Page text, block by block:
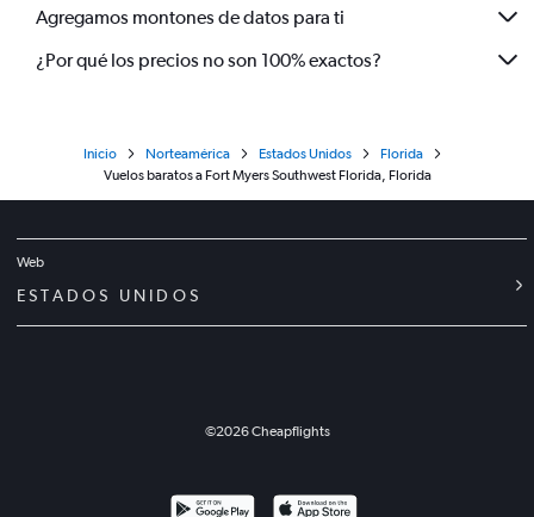
Agregamos montones de datos para ti
¿Por qué los precios no son 100% exactos?
Inicio Norteamérica Estados Unidos
Florida
Vuelos baratos a Fort Myers Southwest Florida, Florida
Web
ESTADOS UNIDOS
©2026Cheapflights